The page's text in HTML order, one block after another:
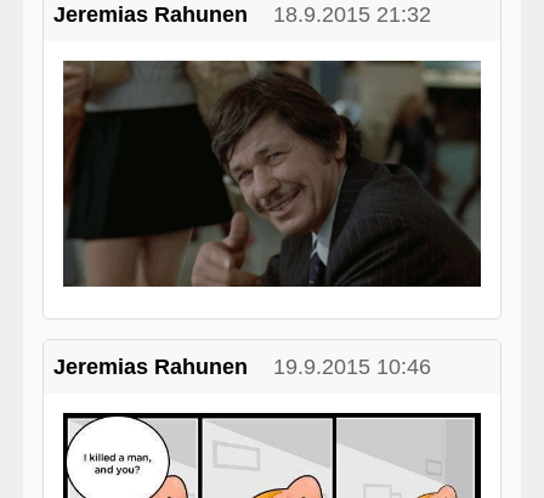
Jeremias Rahunen 18.9.2015 21:32
Jeremias Rahunen 19.9.2015 10:46